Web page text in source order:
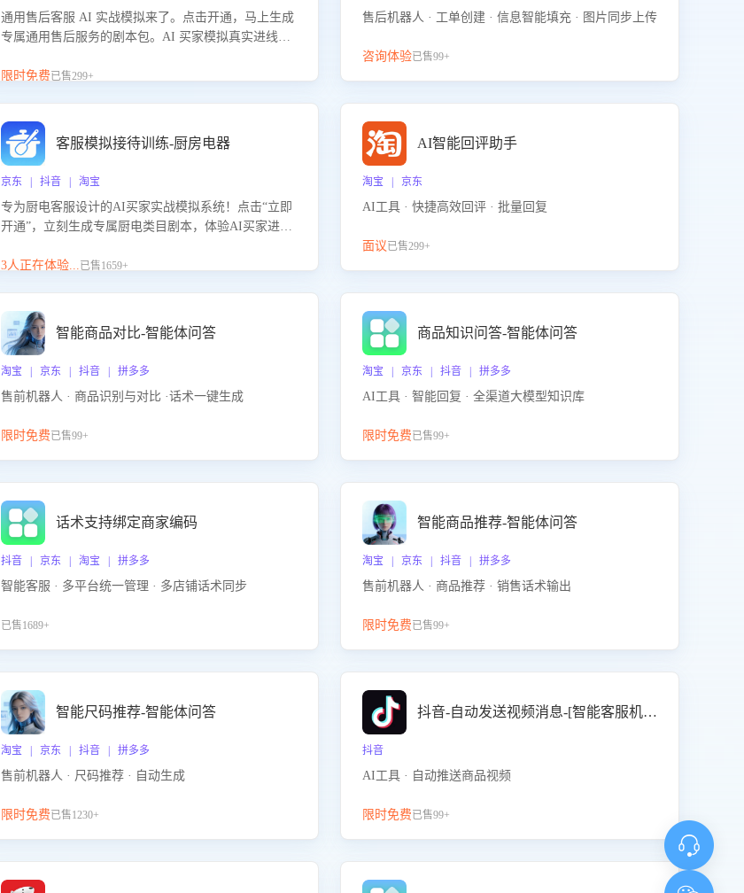
通用售后客服 AI 实战模拟来了。点击开通，马上生成
专属通用售后服务的剧本包。AI 买家模拟真实进线咨
咨询等售后场景的应对要点，轻松提升服务能力。
限时免费已售299+
售后机器人 · 工单创建 · 信息智能填充 · 图片同步上传
咨询体验已售99+
客服模拟接待训练-厨房电器
京东 | 抖音 | 淘宝
专为厨电客服设计的AI买家实战模拟系统！点击“立即
开通”，立刻生成专属厨电类目剧本，体验AI买家进线
能咨询”等真实场景应对技巧！
3人正在体验...已售1659+
AI智能回评助手
淘宝 | 京东
AI工具 · 快捷高效回评 · 批量回复
面议已售299+
智能商品对比-智能体问答
淘宝 | 京东 | 抖音 | 拼多多
售前机器人 · 商品识别与对比 ·话术一键生成
限时免费已售99+
商品知识问答-智能体问答
淘宝 | 京东 | 抖音 | 拼多多
AI工具 · 智能回复 · 全渠道大模型知识库
限时免费已售99+
话术支持绑定商家编码
抖音 | 京东 | 淘宝 | 拼多多
智能客服 · 多平台统一管理 · 多店铺话术同步
已售1689+
智能商品推荐-智能体问答
淘宝 | 京东 | 抖音 | 拼多多
售前机器人 · 商品推荐 · 销售话术输出
限时免费已售99+
智能尺码推荐-智能体问答
淘宝 | 京东 | 抖音 | 拼多多
售前机器人 · 尺码推荐 · 自动生成
限时免费已售1230+
抖音-自动发送视频消息-[智能客服机器人]
抖音
AI工具 · 自动推送商品视频
限时免费已售99+